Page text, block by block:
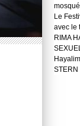
Le
avec le
RIMA
STERN